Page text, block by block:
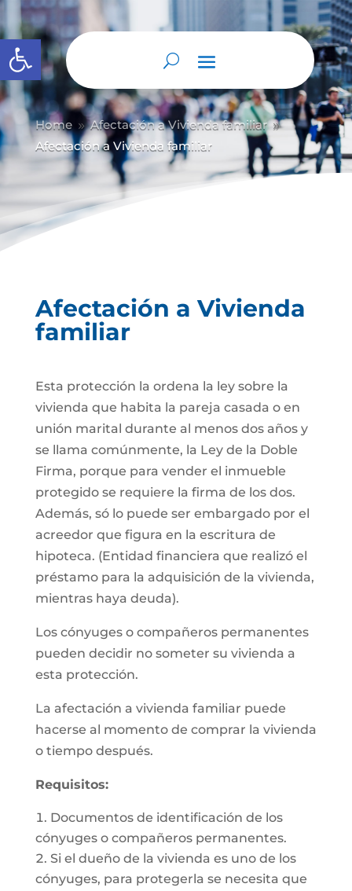
Abrir barra de herramientas
Home 9 Afectación a Vivienda familiar 9
Afectación a Vivienda familiar
Afectación a Vivienda
familiar
Esta protección la ordena la ley sobre la
vivienda que habita la pareja casada o en
unión marital durante al menos dos años y
se llama comúnmente, la Ley de la Doble
Firma, porque para vender el inmueble
protegido se requiere la firma de los dos.
Además, só lo puede ser embargado por el
acreedor que figura en la escritura de
hipoteca. (Entidad financiera que realizó el
préstamo para la adquisición de la vivienda,
mientras haya deuda).
Los cónyuges o compañeros permanentes
pueden decidir no someter su vivienda a
esta protección.
La afectación a vivienda familiar puede
hacerse al momento de comprar la vivienda
o tiempo después.
Requisitos:
Documentos de identificación de los
cónyuges o compañeros permanentes.
Si el dueño de la vivienda es uno de los
cónyuges, para protegerla se necesita que